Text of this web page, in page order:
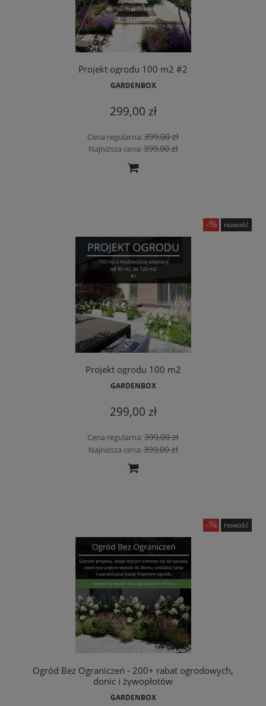
Projekt ogrodu 100 m2 #2
GARDENBOX
299,00 zł
Cena regularna:399,00 zł
Najniższa cena:399,00 zł
Projekt ogrodu 100 m2
GARDENBOX
299,00 zł
Cena regularna:399,00 zł
Najniższa cena:399,00 zł
nowość
Ogród Bez Ograniczeń - 200+ rabat ogrodowych,
donic i żywopłotów
GARDENBOX
nowość